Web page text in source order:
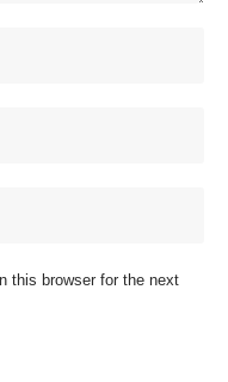
this browser for the next